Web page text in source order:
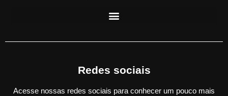
Redes sociais
Acesse nossas redes sociais para conhecer um pouco mais